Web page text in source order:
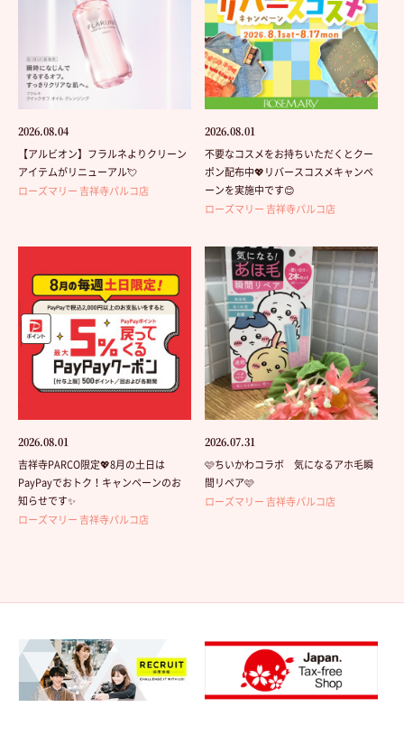
2026.08.04
【アルビオン】フラルネよりクリーン
アイテムがリニューアル💘
ローズマリー 吉祥寺パルコ店
2026.08.01
不要なコスメをお持ちいただくとクー
ポン配布中💖リバースコスメキャンペ
ーンを実施中です😊
ローズマリー 吉祥寺パルコ店
2026.08.01
吉祥寺PARCO限定💖8月の土日は
PayPayでおトク！キャンペーンのお
知らせです✨
ローズマリー 吉祥寺パルコ店
2026.07.31
🩷ちいかわコラボ 気になるアホ毛瞬
間リペア🩷
ローズマリー 吉祥寺パルコ店